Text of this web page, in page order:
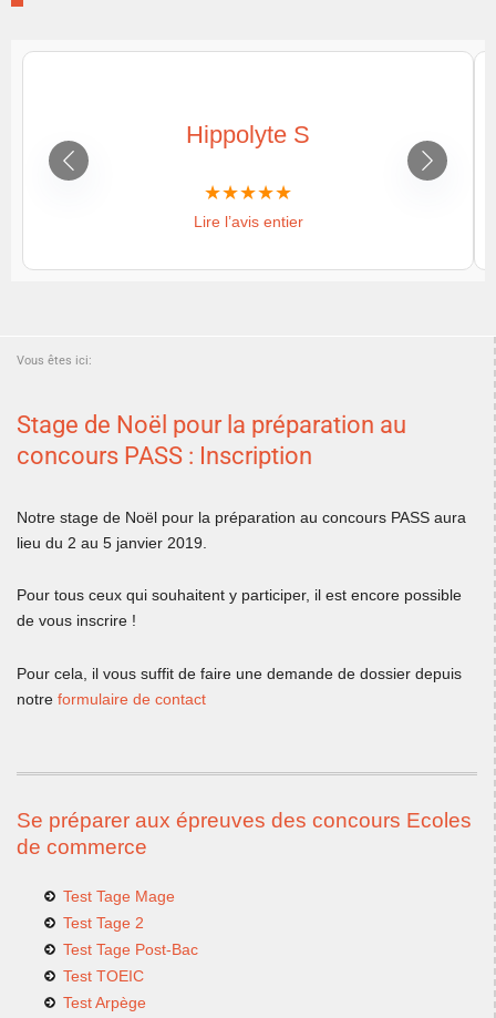
Hippolyte S
Lire l’avis entier
Vous êtes ici:
Stage de Noël pour la préparation au
concours PASS : Inscription
Notre stage de Noël pour la préparation au concours PASS aura
lieu du 2 au 5 janvier 2019.
Pour tous ceux qui souhaitent y participer, il est encore possible
de vous inscrire !
Pour cela, il vous suffit de faire une demande de dossier depuis
notre formulaire de contact
Se préparer aux épreuves des concours Ecoles
de commerce
Test Tage Mage
Test Tage 2
Test Tage Post-Bac
Test TOEIC
Test Arpège